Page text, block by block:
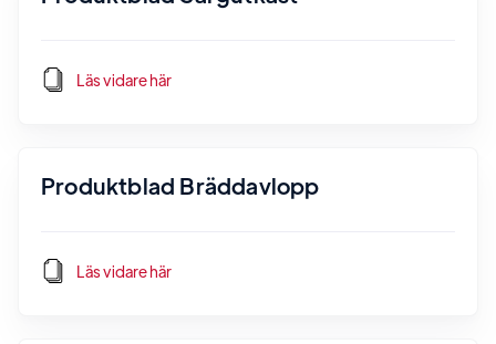
Läs vidare här
Produktblad Bräddavlopp
Läs vidare här